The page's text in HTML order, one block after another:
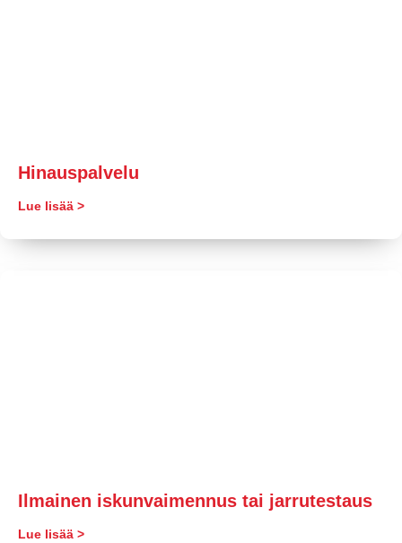
Hinauspalvelu
Lue lisää >
​Ilmainen iskunvaimennus tai jarrutestaus
Lue lisää >